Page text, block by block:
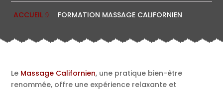
ACCUEIL FORMATION MASSAGE CALIFORNIEN
Le Massage Californien, une pratique bien-être
renommée, offre une expérience relaxante et